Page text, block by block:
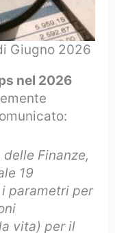
Giugno 2026
nel 2026
delle Finanze,
19
parametri per
vita) per il